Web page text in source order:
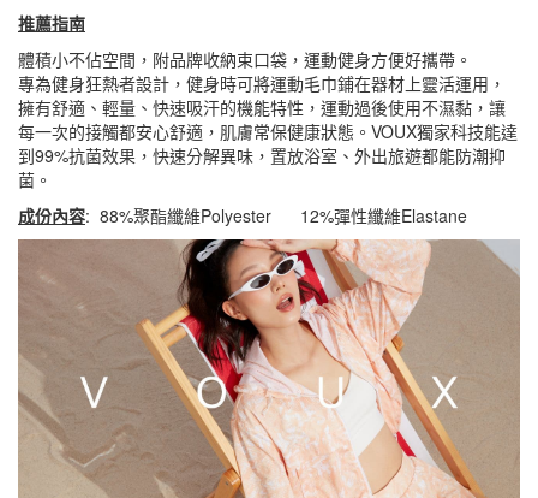
推薦指南
體積小不佔空間，附品牌收納束口袋，運動健身方便好攜帶。
專為健身狂熱者設計，健身時可將運動毛巾鋪在器材上靈活運用，
擁有舒適、輕量、快速吸汗的機能特性，運動過後使用不濕黏，讓
每一次的接觸都安心舒適，肌膚常保健康狀態。VOUX獨家科技能達
到99%抗菌效果，快速分解異味，置放浴室、外出旅遊都能防潮抑
菌。
成份內容: 88%聚酯纖維Polyester 12%彈性纖維Elastane